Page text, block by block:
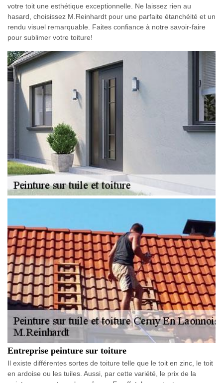
votre toit une esthétique exceptionnelle. Ne laissez rien au
hasard, choisissez M.Reinhardt pour une parfaite étanchéité et un
rendu visuel remarquable. Faites confiance à notre savoir-faire
pour sublimer votre toiture!
Entreprise peinture sur toiture
Il existe différentes sortes de toiture telle que le toit en zinc, le toit
en ardoise ou les tuiles. Aussi, par cette variété, le prix de la